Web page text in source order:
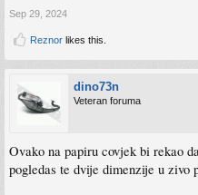
Sep 29, 2024
Reznor likes this.
dino73n
Veteran foruma
Ovako na papiru covjek bi rekao
pogledas te dvije dimenzije u zivo